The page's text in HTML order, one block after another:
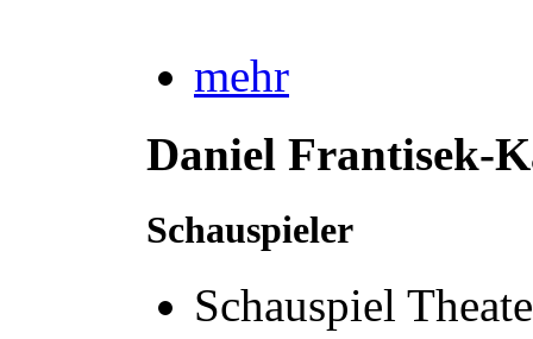
mehr
Daniel Frantisek-
Schauspieler
Schauspiel